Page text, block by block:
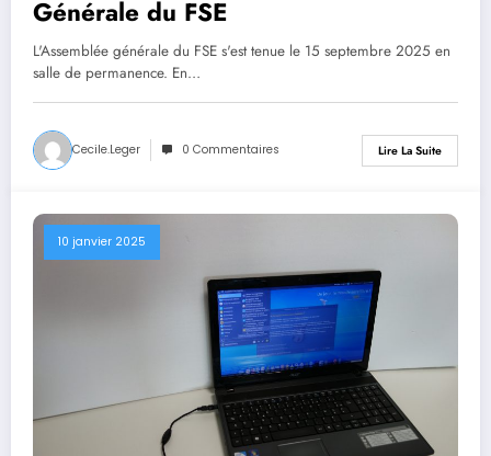
Générale du FSE
L'Assemblée générale du FSE s'est tenue le 15 septembre 2025 en
salle de permanence. En…
Cecile.leger 0 Commentaires Lire La Suite
10 janvier 2025